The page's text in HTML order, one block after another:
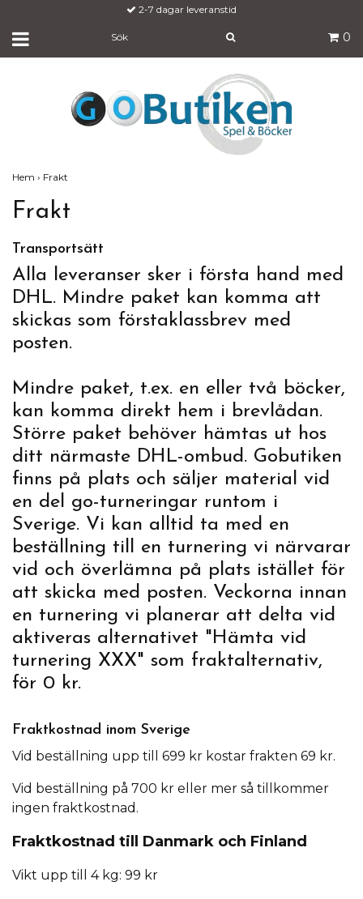
2-7 dagar leveranstid
0
Hem › Frakt
Frakt
Transportsätt
Alla leveranser sker i första hand med
DHL. Mindre paket kan komma att
skickas som förstaklassbrev med
posten.
Mindre paket, t.ex. en eller två böcker,
kan komma direkt hem i brevlådan.
Större paket behöver hämtas ut hos
ditt närmaste DHL-ombud. Gobutiken
finns på plats och säljer material vid
en del go-turneringar runtom i
Sverige. Vi kan alltid ta med en
beställning till en turnering vi närvarar
vid och överlämna på plats istället för
att skicka med posten. Veckorna innan
en turnering vi planerar att delta vid
aktiveras alternativet "Hämta vid
turnering XXX" som fraktalternativ,
för 0 kr.
Fraktkostnad inom Sverige
Vid beställning upp till 699 kr kostar frakten 69 kr.
Vid beställning på 700 kr eller mer så tillkommer
ingen fraktkostnad.
Fraktkostnad till Danmark och Finland
Vikt upp till 4 kg: 99 kr